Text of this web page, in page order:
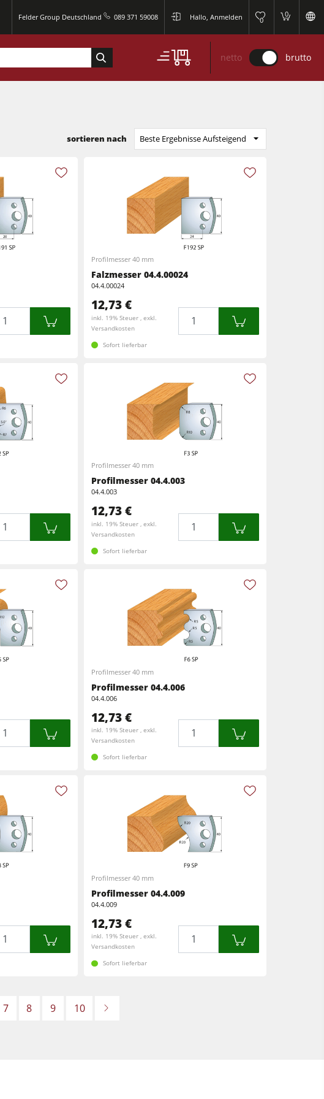
Felder Group Deutschland 089 371 59008 Hallo, Anmelden 0
0
netto brutto
sortieren nach Beste Ergebnisse Aufsteigend
Profilmesser 40 mm
Falzmesser 04.4.00024
04.4.00024
12,73 €
inkl. 19% Steuer , exkl.
Versandkosten
Sofort lieferbar
Profilmesser 40 mm
Profilmesser 04.4.003
04.4.003
12,73 €
inkl. 19% Steuer , exkl.
Versandkosten
Sofort lieferbar
Profilmesser 40 mm
Profilmesser 04.4.006
04.4.006
12,73 €
inkl. 19% Steuer , exkl.
Versandkosten
Sofort lieferbar
Profilmesser 40 mm
Profilmesser 04.4.009
04.4.009
12,73 €
inkl. 19% Steuer , exkl.
Versandkosten
Sofort lieferbar
7 8 9 10